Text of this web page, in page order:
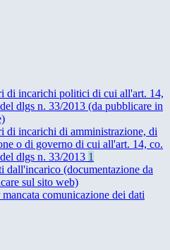
di incarichi politici di cui all'art. 14,
dlgs n. 33/2013 (da pubblicare in
di incarichi di amministrazione, di
o di governo di cui all'art. 14, co.
dlgs n. 33/2013 1
dall'incarico (documentazione da
sul sito web)
comunicazione dei dati